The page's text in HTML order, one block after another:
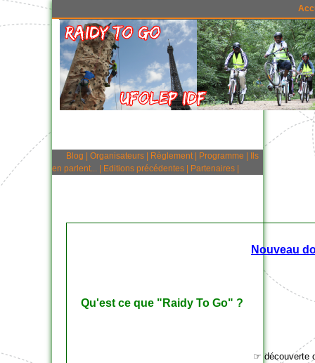
Blog Organisateurs Règlement| Programme
Ils
en parlent...
Editions précédentes Partenaires
Nouveau
Qu'est ce que "Raidy To Go" ?
☞ découverte